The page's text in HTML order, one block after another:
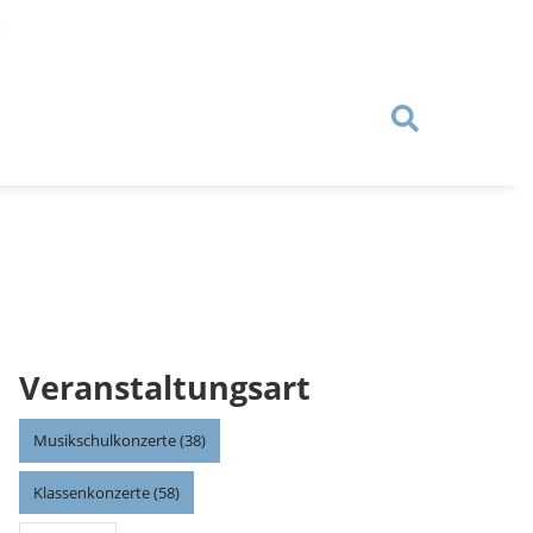
Veranstaltungsart
Musikschulkonzerte (38)
Klassenkonzerte (58)